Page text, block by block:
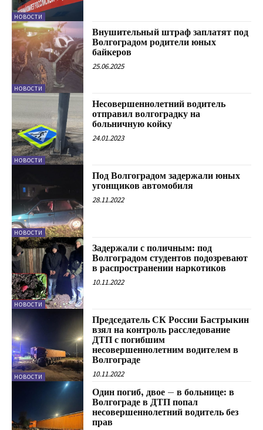
НОВОСТИ
НОВОСТИ
Внушительный штраф заплатят под
Волгоградом родители юных
байкеров
25.06.2025
НОВОСТИ
Несовершеннолетний водитель
отправил волгоградку на
больничную койку
24.01.2023
НОВОСТИ
Под Волгоградом задержали юных
угонщиков автомобиля
28.11.2022
НОВОСТИ
Задержали с поличным: под
Волгоградом студентов подозревают
в распространении наркотиков
10.11.2022
НОВОСТИ
Председатель СК России Бастрыкин
взял на контроль расследование
ДТП с погибшим
несовершеннолетним водителем в
Волгограде
10.11.2022
Один погиб, двое – в больнице: в
Волгограде в ДТП попал
несовершеннолетний водитель без
прав